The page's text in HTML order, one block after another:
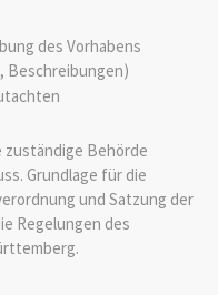
des Vorhabens
Beschreibungen)
zuständige Behörde
Grundlage für die
und Satzung der
Regelungen des